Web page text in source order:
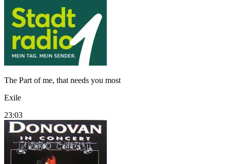
The Part of me, that needs you most
Exile
23:03